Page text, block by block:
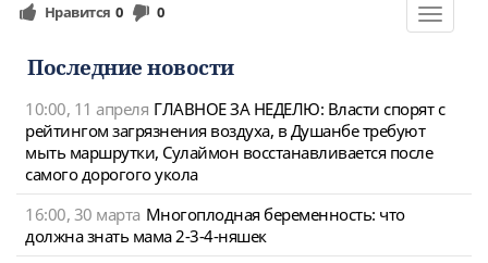
Toggle
Нравится 0 0
Последние новости
10:00, 11 апреля ГЛАВНОЕ ЗА НЕДЕЛЮ: Власти спорят с
рейтингом загрязнения воздуха, в Душанбе требуют
мыть маршрутки, Сулаймон восстанавливается после
самого дорогого укола
16:00, 30 марта Многоплодная беременность: что
должна знать мама 2-3-4-няшек